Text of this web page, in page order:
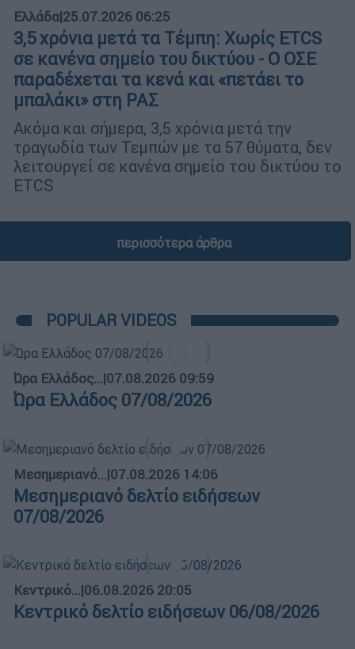
Ελλάδα|25.07.2026 06:25
3,5 χρόνια μετά τα Τέμπη: Χωρίς ETCS
σε κανένα σημείο του δικτύου - Ο ΟΣΕ
παραδέχεται τα κενά και «πετάει το
μπαλάκι» στη ΡΑΣ
Ακόμα και σήμερα, 3,5 χρόνια μετά την
τραγωδία των Τεμπών με τα 57 θύματα, δεν
λειτουργεί σε κανένα σημείο του δικτύου το
ETCS
περισσότερα άρθρα
POPULAR VIDEOS
Ώρα Ελλάδος...|07.08.2026 09:59
Ώρα Ελλάδος 07/08/2026
Μεσημεριανό...|07.08.2026 14:06
Μεσημεριανό δελτίο ειδήσεων
07/08/2026
Κεντρικό...|06.08.2026 20:05
Κεντρικό δελτίο ειδήσεων 06/08/2026